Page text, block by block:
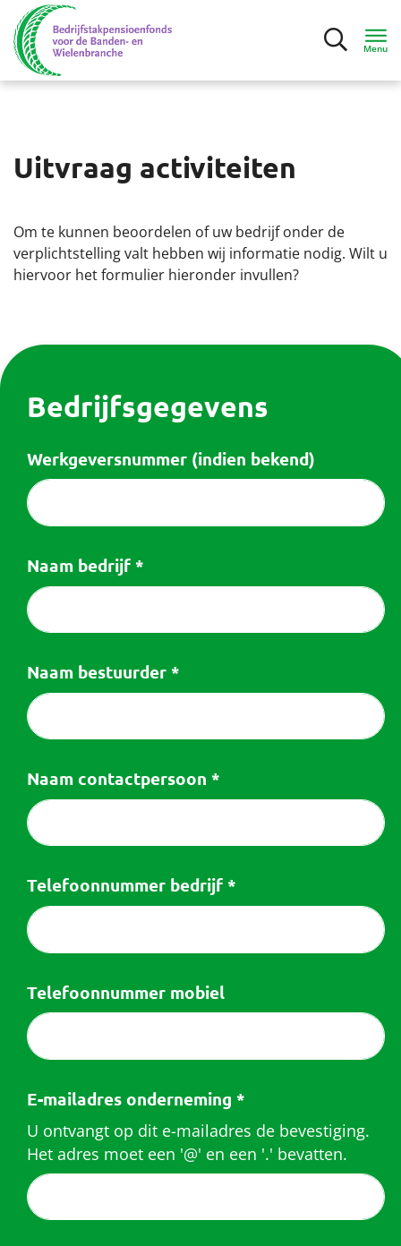
Menu
Deelnemers
Werkgevers
Mijn bedrijf
Contact
Over het pensioenfonds
Nieuwe pensioenregeling
Documenten
Uitvraag activiteiten
Om te kunnen beoordelen of uw bedrijf onder de
verplichtstelling valt hebben wij informatie nodig. Wilt u
hiervoor het formulier hieronder invullen?
Bedrijfsgegevens
Werkgeversnummer (indien bekend)
Naam bedrijf *
Naam bestuurder *
Naam contactpersoon *
Telefoonnummer bedrijf *
Telefoonnummer mobiel
E-mailadres onderneming *
U ontvangt op dit e-mailadres de bevestiging.
Het adres moet een '@' en een '.' bevatten.